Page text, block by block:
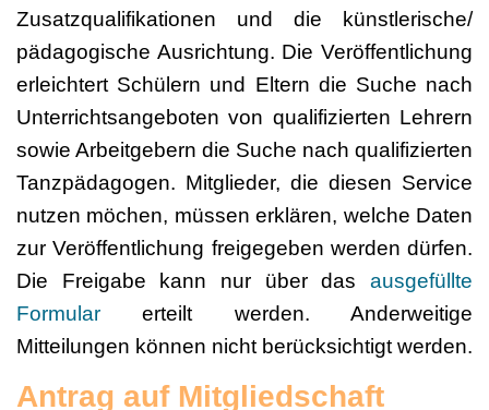
Zusatzqualifikationen und die künstlerische/
pädagogische Ausrichtung. Die Veröffentlichung
erleichtert Schülern und Eltern die Suche nach
Unterrichtsangeboten von qualifizierten Lehrern
sowie Arbeitgebern die Suche nach qualifizierten
Tanzpädagogen. Mitglieder, die diesen Service
nutzen möchen, müssen erklären, welche Daten
zur Veröffentlichung freigegeben werden dürfen.
Die Freigabe kann nur über das ausgefüllte
Formular erteilt werden. Anderweitige
Mitteilungen können nicht berücksichtigt werden.
Antrag auf Mitgliedschaft